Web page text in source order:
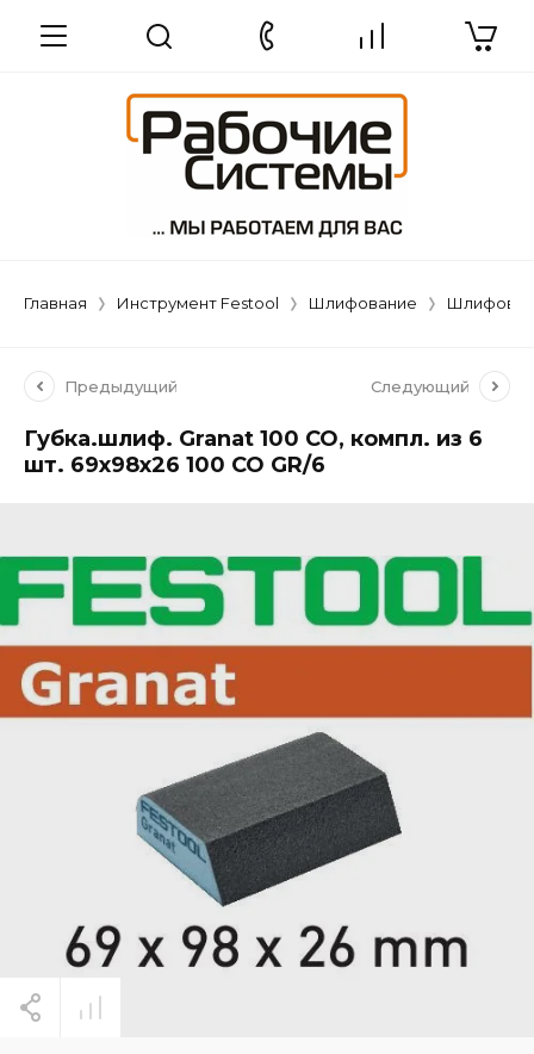
Главная Инструмент Festool Шлифование
Предыдущий Следующий
Губка.шлиф. Granat 100 CO, компл. из 6
шт. 69x98x26 100 CO GR/6